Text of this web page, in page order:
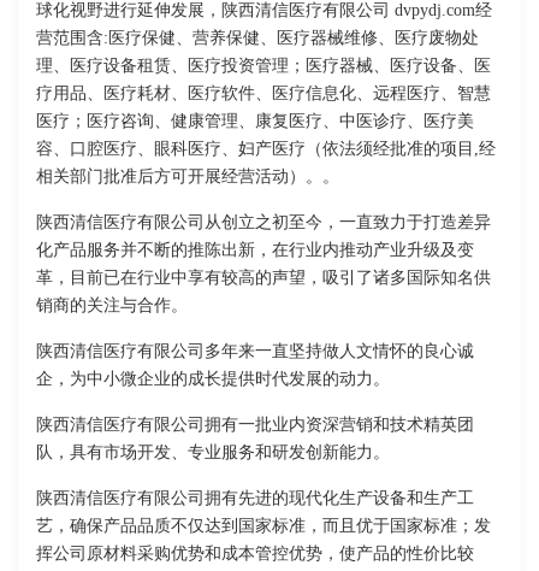
球化视野进行延伸发展，陕西清信医疗有限公司 dvpydj.com经
营范围含:医疗保健、营养保健、医疗器械维修、医疗废物处
理、医疗设备租赁、医疗投资管理；医疗器械、医疗设备、医
疗用品、医疗耗材、医疗软件、医疗信息化、远程医疗、智慧
医疗；医疗咨询、健康管理、康复医疗、中医诊疗、医疗美
容、口腔医疗、眼科医疗、妇产医疗（依法须经批准的项目,经
相关部门批准后方可开展经营活动）。。
陕西清信医疗有限公司从创立之初至今，一直致力于打造差异
化产品服务并不断的推陈出新，在行业内推动产业升级及变
革，目前已在行业中享有较高的声望，吸引了诸多国际知名供
销商的关注与合作。
陕西清信医疗有限公司多年来一直坚持做人文情怀的良心诚
企，为中小微企业的成长提供时代发展的动力。
陕西清信医疗有限公司拥有一批业内资深营销和技术精英团
队，具有市场开发、专业服务和研发创新能力。
陕西清信医疗有限公司拥有先进的现代化生产设备和生产工
艺，确保产品品质不仅达到国家标准，而且优于国家标准；发
挥公司原材料采购优势和成本管控优势，使产品的性价比较